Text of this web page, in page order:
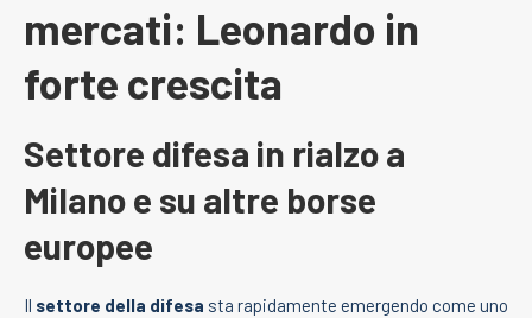
mercati: Leonardo in
forte crescita
Settore difesa in rialzo a
Milano e su altre borse
europee
Il settore della difesa sta rapidamente emergendo come uno